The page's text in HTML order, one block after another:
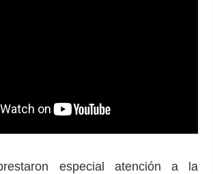
especial atención a la